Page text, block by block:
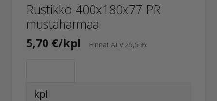
Rustikko 400x180x77 PR
mustaharmaa
5,70 €/kpl Hinnat ALV 25,5 %
kpl